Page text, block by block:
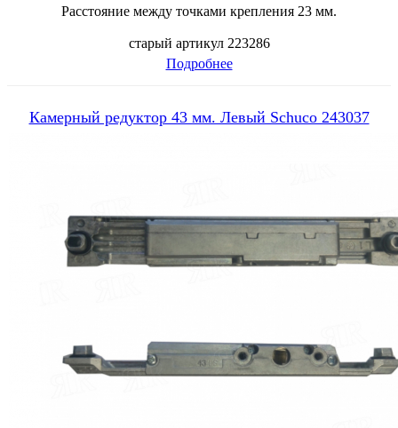
Расстояние между точками крепления 23 мм.
старый артикул 223286
Подробнее
Камерный редуктор 43 мм. Левый Schuco 243037